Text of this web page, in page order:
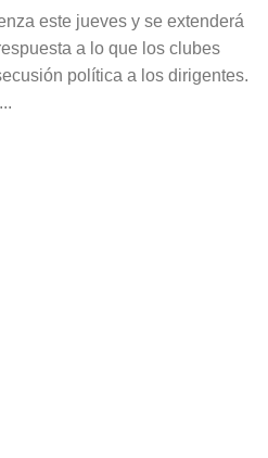
este jueves y se extenderá
a lo que los clubes
política a los dirigentes.